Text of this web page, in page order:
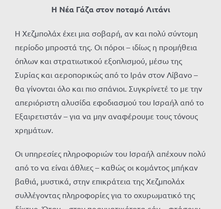
Η Νέα Γάζα στον ποταμό Λιτάνι
Η Χεζμπολάχ έχει μια σοβαρή, αν και πολύ σύντομη
περίοδο μπροστά της. Οι πόροι – ιδίως η προμήθεια
όπλων και στρατιωτικού εξοπλισμού, μέσω της
Συρίας και αεροπορικώς από το Ιράν στον Λίβανο –
θα γίνονται όλο και πιο σπάνιοι. Συγκρίνετέ το με την
απεριόριστη αλυσίδα εφοδιασμού του Ισραήλ από το
Εξαιρετιστάν – για να μην αναφέρουμε τους τόνους
χρημάτων.
Οι υπηρεσίες πληροφοριών του Ισραήλ απέχουν πολύ
από το να είναι άθλιες – καθώς οι κομάντος μπήκαν
βαθιά, μυστικά, στην επικράτεια της Χεζμπολάχ
συλλέγοντας πληροφορίες για το οχυρωματικό της